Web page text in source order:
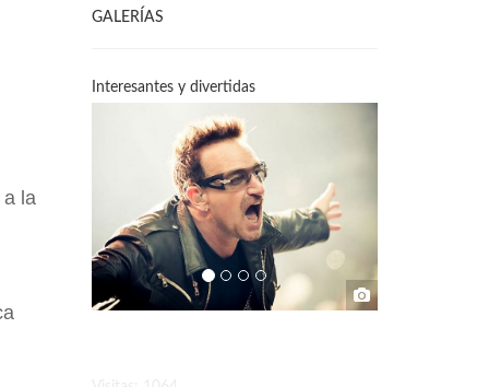
la
GALERÍAS
Interesantes y divertidas